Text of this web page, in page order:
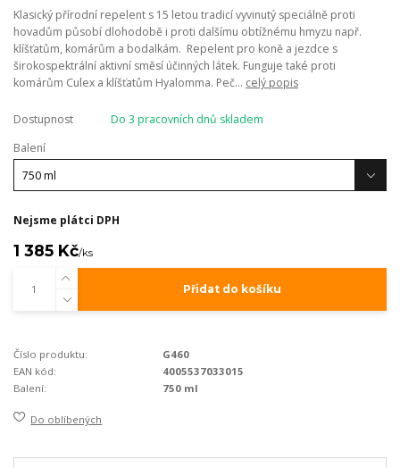
Klasický přírodní repelent s 15 letou tradicí vyvinutý speciálně proti
hovadům působí dlohodobě i proti dalšímu obtížnému hmyzu např.
klíšťatům, komárům a bodalkám. Repelent pro koně a jezdce s
širokospektrální aktivní směsí účinných látek. Funguje také proti
komárům Culex a klíšťatům Hyalomma. Peč... celý popis
Dostupnost
Do 3 pracovních dnů skladem
Balení
Nejsme plátci DPH
1 385 Kč/ks
Přidat do košíku
Číslo produktu:
G460
EAN kód:
4005537033015
Balení:
750 ml
Do oblíbených